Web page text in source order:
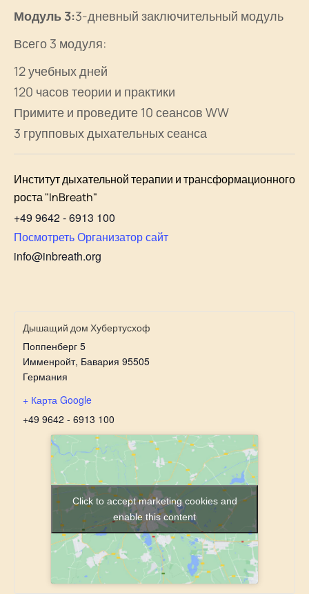
Модуль 3:3-дневный заключительный модуль
Всего 3 модуля:
12 учебных дней
120 часов теории и практики
Примите и проведите 10 сеансов WW
3 групповых дыхательных сеанса
Институт дыхательной терапии и трансформационного
роста "InBreath"
+49 9642 - 6913 100
Посмотреть Организатор сайт
info@inbreath.org
Дышащий дом Хубертусхоф
Поппенберг 5
Имменройт, Бавария 95505
Германия
+ Карта Google
+49 9642 - 6913 100
Click to accept marketing cookies and
enable this content